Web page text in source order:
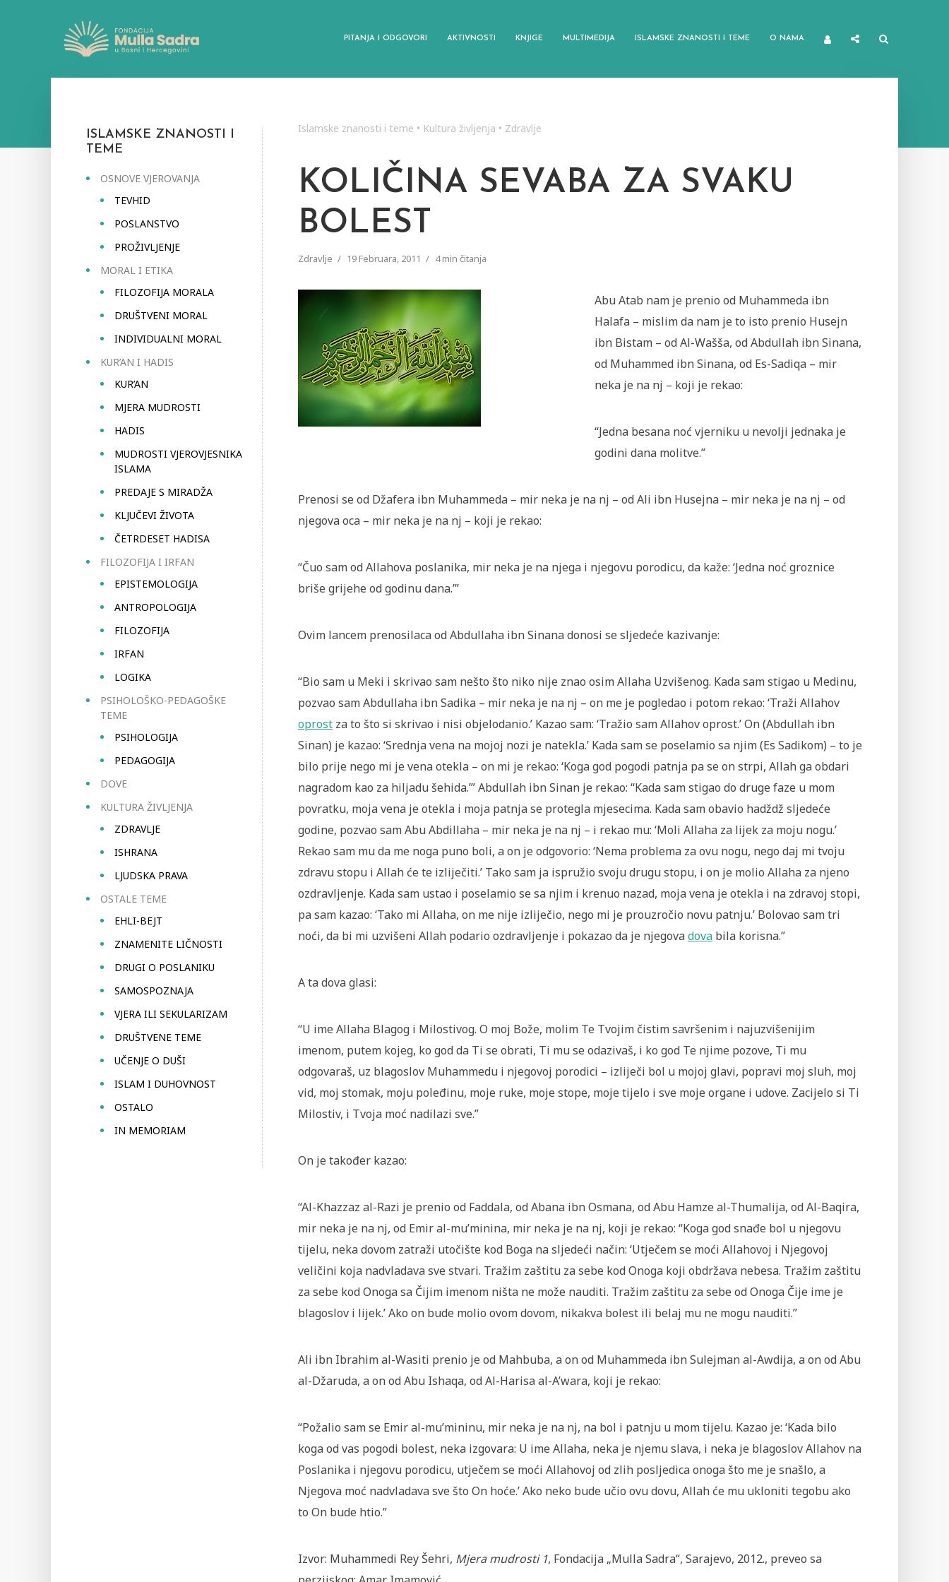
PITANJA I ODGOVORI AKTIVNOSTI KNJIGE MULTIMEDIJA ISLAMSKE ZNANOSTI I TEME O NAMA
ISLAMSKE ZNANOSTI I
TEME
OSNOVE VJEROVANJA
TEVHID
POSLANSTVO
PROŽIVLJENJE
MORAL I ETIKA
FILOZOFIJA MORALA
DRUŠTVENI MORAL
INDIVIDUALNI MORAL
KUR’AN I HADIS
KUR’AN
MJERA MUDROSTI
HADIS
MUDROSTI VJEROVJESNIKA
ISLAMA
PREDAJE S MIRADŽA
KLJUČEVI ŽIVOTA
ČETRDESET HADISA
FILOZOFIJA I IRFAN
EPISTEMOLOGIJA
ANTROPOLOGIJA
FILOZOFIJA
IRFAN
LOGIKA
PSIHOLOŠKO-PEDAGOŠKE
TEME
PSIHOLOGIJA
PEDAGOGIJA
DOVE
KULTURA ŽIVLJENJA
ZDRAVLJE
ISHRANA
LJUDSKA PRAVA
OSTALE TEME
EHLI-BEJT
ZNAMENITE LIČNOSTI
DRUGI O POSLANIKU
SAMOSPOZNAJA
VJERA ILI SEKULARIZAM
DRUŠTVENE TEME
UČENJE O DUŠI
ISLAM I DUHOVNOST
OSTALO
IN MEMORIAM
Islamske znanosti i teme • Kultura življenja • Zdravlje
KOLIČINA SEVABA ZA SVAKU
BOLEST
Zdravlje 19 Februara, 2011 4 min čitanja
Abu Atab nam je prenio od Muhammeda ibn
Halafa – mislim da nam je to isto prenio Husejn
ibn Bistam – od Al-Wašša, od Abdullah ibn Si­nana,
od Muhammed ibn Sinana, od Es-Sadiqa – mir
neka je na nj – koji je rekao:
“Jedna besana noć vjerniku u nevolji jednaka je
godini dana mo­litve.”
Prenosi se od Džafera ibn Muhammeda – mir neka je na nj – od Ali ibn Husejna – mir neka je na nj – od
njegova oca – mir neka je na nj – koji je rekao:
“Čuo sam od Allahova poslanika, mir neka je na njega i njegovu porodicu, da kaže: ‘Jedna noć groznice
briše grijehe od godinu dana.’”
Ovim lancem prenosilaca od Abdullaha ibn Sinana donosi se sljedeće kazivanje:
“Bio sam u Meki i skrivao sam nešto što niko nije znao osim Allaha Uzvišenog. Kada sam stigao u Medinu,
pozvao sam Abdullaha ibn Sadika – mir neka je na nj – on me je pogledao i potom rekao: ‘Traži Allahov
oprost za to što si skrivao i nisi objelodanio.’ Kazao sam: ‘Tražio sam Allahov oprost.’ On (Abdullah ibn
Sinan) je kazao: ‘Srednja vena na mojoj nozi je natekla.’ Kada sam se poselamio sa njim (Es Sadikom) – to je
bilo prije nego mi je vena otekla – on mi je rekao: ‘Koga god pogodi patnja pa se on strpi, Allah ga obdari
nagradom kao za hiljadu šehida.’” Abdullah ibn Sinan je rekao: “Kada sam stigao do druge faze u mom
povratku, moja vena je otekla i moja patnja se protegla mje­secima. Kada sam obavio hadždž sljedeće
godine, pozvao sam Abu Abdil­laha – mir neka je na nj – i rekao mu: ‘Moli Allaha za lijek za moju nogu.’
Rekao sam mu da me noga puno boli, a on je odgovorio: ‘Nema problema za ovu nogu, nego daj mi tvoju
zdravu stopu i Allah će te izli­ječiti.’ Tako sam ja ispružio svoju drugu stopu, i on je molio Allaha za njeno
ozdravljenje. Kada sam ustao i poselamio se sa njim i krenuo nazad, moja vena je otekla i na zdravoj stopi,
pa sam kazao: ‘Tako mi Al­laha, on me nije izliječio, nego mi je prouzročio novu patnju.’ Bolovao sam tri
noći, da bi mi uzvišeni Allah podario ozdravljenje i pokazao da je njegovadova bila korisna.”
A ta dova glasi:
“U ime Allaha Blagog i Milostivog. O moj Bože, molim Te Tvojim čistim savršenim i najuzvišenijim
imenom, putem kojeg, ko god da Ti se obrati, Ti mu se odazivaš, i ko god Te njime pozove, Ti mu
odgovaraš, uz blagoslov Muhammedu i njegovoj porodici – izliječi bol u mojoj glavi, popravi moj sluh, moj
vid, moj stomak, moju poleđinu, moje ruke, moje stope, moje tijelo i sve moje organe i udove. Zacijelo si Ti
Milostiv, i Tvoja moć nadilazi sve.”
On je također kazao:
“Al-Khazzaz al-Razi je prenio od Faddala, od Abana ibn Osmana, od Abu Hamze al-Thumalija, od Al-Baqira,
mir neka je na nj, od Emir al-­mu’minina, mir neka je na nj, koji je rekao: “Koga god snađe bol u nje­govu
tijelu, neka dovom zatraži utočište kod Boga na sljedeći način: ‘Utje­čem se moći Allahovoj i Njegovoj
veličini koja nadvladava sve stvari. Tražim zaštitu za sebe kod Onoga koji obdržava nebesa. Tražim zaštitu
za sebe kod Onoga sa Čijim imenom ništa ne može nauditi. Tražim zaštitu za sebe od Onoga Čije ime je
blagoslov i lijek.’ Ako on bude molio ovom dovom, nikakva bolest ili belaj mu ne mogu nauditi.”
Ali ibn Ibrahim al-Wasiti prenio je od Mahbuba, a on od Muham­meda ibn Sulejman al-Awdija, a on od Abu
al-Džaruda, a on od Abu Ishaqa, od Al-Harisa al-A’wara, koji je rekao:
“Požalio sam se Emir al-mu’mininu, mir neka je na nj, na bol i patnju u mom tijelu. Kazao je: ‘Kada bilo
koga od vas pogodi bolest, neka izgovara: U ime Allaha, neka je njemu slava, i neka je blagoslov Allahov na
Poslanika i njegovu porodicu, utječem se moći Allahovoj od zlih posljedica onoga što me je snašlo, a
Njegova moć nadvladava sve što On hoće.’ Ako neko bude učio ovu dovu, Allah će mu ukloniti tegobu ako
to On bude htio.”
Izvor: Muhammedi Rey Šehri, Mjera mudrosti 1, Fondacija „Mulla Sadra“, Sarajevo, 2012., preveo sa